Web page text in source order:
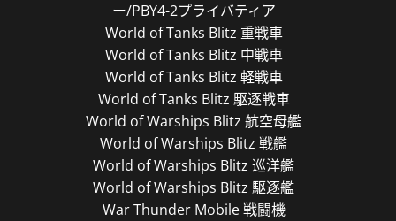
ー/PBY4-2プライバティア
World of Tanks Blitz 重戦車
World of Tanks Blitz 中戦車
World of Tanks Blitz 軽戦車
World of Tanks Blitz 駆逐戦車
World of Warships Blitz 航空母艦
World of Warships Blitz 戦艦
World of Warships Blitz 巡洋艦
World of Warships Blitz 駆逐艦
War Thunder Mobile 戦闘機